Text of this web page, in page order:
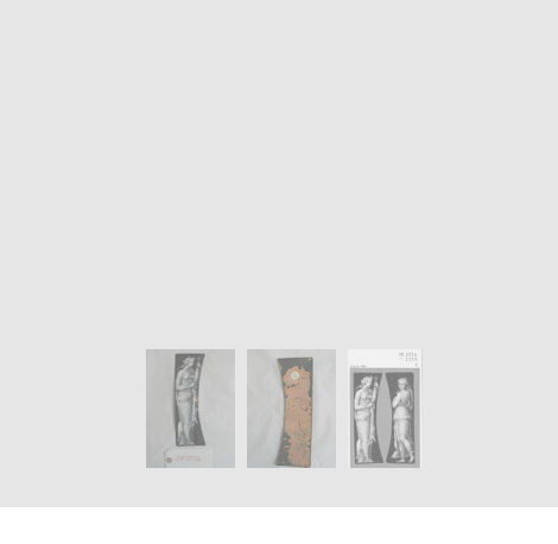
window
SKIP IMAGE CAROUSEL